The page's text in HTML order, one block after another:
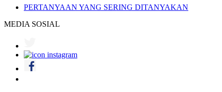
PERTANYAAN YANG SERING DITANYAKAN
MEDIA SOSIAL